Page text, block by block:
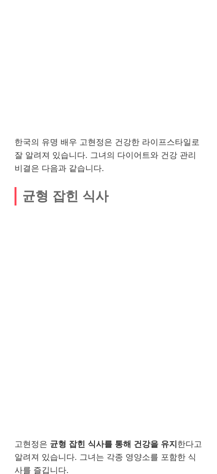
한국의 유명 배우 고현정은 건강한 라이프스타일로
잘 알려져 있습니다. 그녀의 다이어트와 건강 관리
비결은 다음과 같습니다.
균형 잡힌 식사
고현정은 균형 잡힌 식사를 통해 건강을 유지 한다고
알려져 있습니다. 그녀는 각종 영양소를 포함한 식
사를 즐깁니다.